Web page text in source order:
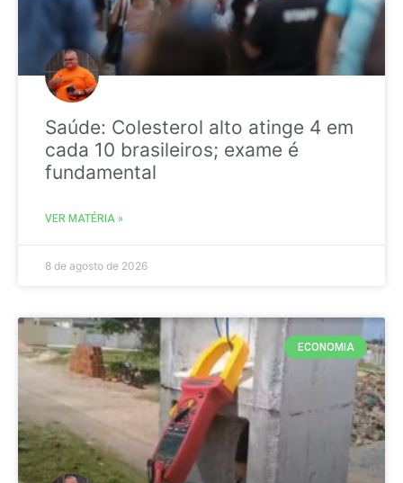
Saúde: Colesterol alto atinge 4 em
cada 10 brasileiros; exame é
fundamental
VER MATÉRIA »
8 de agosto de 2026
ECONOMIA